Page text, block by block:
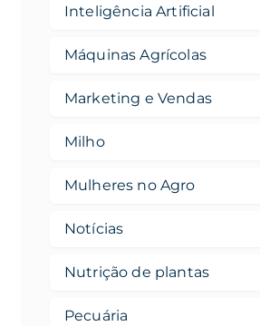
Inteligência Artificial
Máquinas Agrícolas
Marketing e Vendas
Milho
Mulheres no Agro
Notícias
Nutrição de plantas
Pecuária